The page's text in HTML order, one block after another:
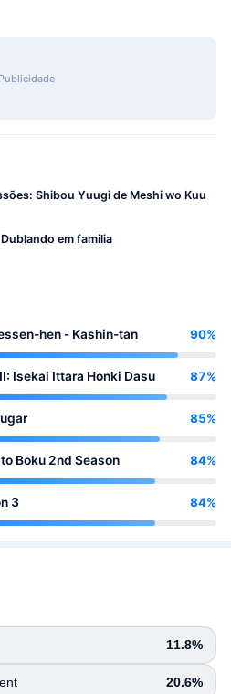
Publicidade
Shibou Yuugi de Meshi wo Kuu
em familia
hen - Kashin-tan 90%
Isekai Ittara Honki Dasu 87%
85%
Boku 2nd Season 84%
3 84%
11.8%
20.6%